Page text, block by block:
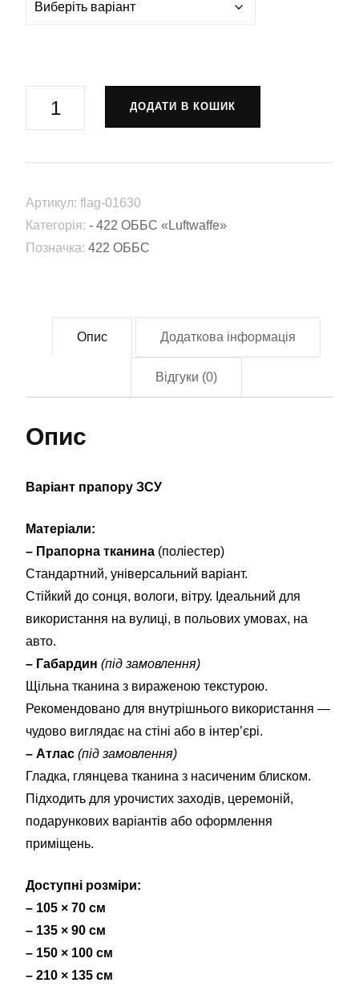
батальйон
систем
«Luftwaffe»
(422
(Flag-
ДОДАТИ В КОШИК
Артикул: flag-01630
Категорія: - 422 ОББС «Luftwaffe»
Позначка: 422 ОББС
Опис Додаткова інформація
Відгуки (0)
Опис
Варіант прапору ЗСУ
Матеріали:
– Прапорна тканина (поліестер)
Стандартний, універсальний варіант.
Стійкий до сонця, вологи, вітру. Ідеальний для
використання на вулиці, в польових умовах, на
авто.
– Габардин (під замовлення)
Щільна тканина з вираженою текстурою.
Рекомендовано для внутрішнього використання —
чудово виглядає на стіні або в інтер’єрі.
– Атлас (під замовлення)
Гладка, глянцева тканина з насиченим блиском.
Підходить для урочистих заходів, церемоній,
подарункових варіантів або оформлення
приміщень.
Доступні розміри:
– 105 × 70 см
– 135 × 90 см
– 150 × 100 см
– 210 × 135 см